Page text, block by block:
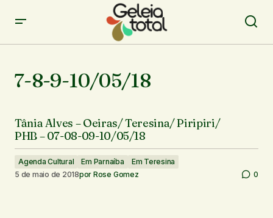
7-8-9-10/05/18
Tânia Alves – Oeiras/ Teresina/ Piripiri/
PHB – 07-08-09-10/05/18
Agenda Cultural Em Parnaíba
Em Teresina
5 de maio de 2018por Rose Gomez 0